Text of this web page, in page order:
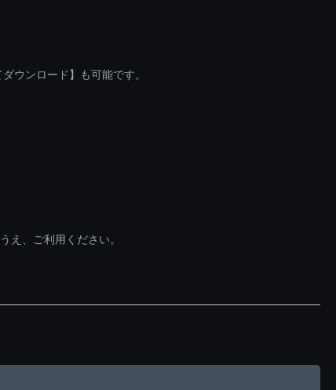
ウンロード】も可能です。
え、ご利用ください。